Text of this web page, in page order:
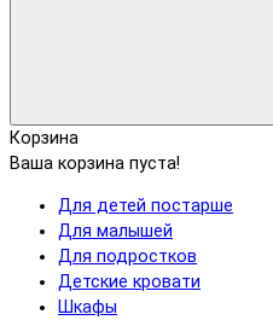
Корзина
Ваша корзина пуста!
Для детей постарше
Для малышей
Для подростков
Детские кровати
Шкафы